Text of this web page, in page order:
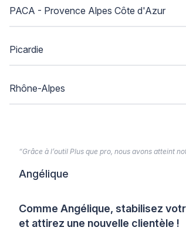
PACA - Provence Alpes Côte d'Azur
Picardie
Rhône-Alpes
Comme Angélique, stabilisez
et attirez une nouvelle clientèle !
“Grâce à l’outil Plus que pro, nous avons atteint
Angélique